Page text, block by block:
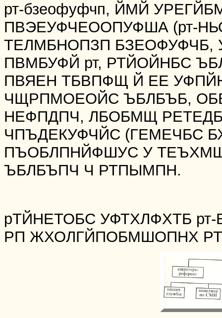
рт-бзеофуфчп, ЙМЙ
ПВЭЕУФЧЕООПУФША (рт-
ТЕЛМБНОПЗП БЗЕОФУФЧБ,
ПВМБУФЙ рт, РТЙОЙНБС
ПВЯЕН ТБВПФЩ Й ЕЕ
ЧЩРПМОЕОЙС ЪБЛБЪБ,
НЕФПДПЧ, ЛБОБМЩ
ЧПЪДЕКУФЧЙС (ГЕМЕЧБС
ПЪОБЛПНЙФШУС У
ЪБЛБЪПЧ Ч РТПЫМПН.
рТЙНЕТОБС УФТХЛФХТБ
РП ЖХОЛГЙПОБМШОПНХ